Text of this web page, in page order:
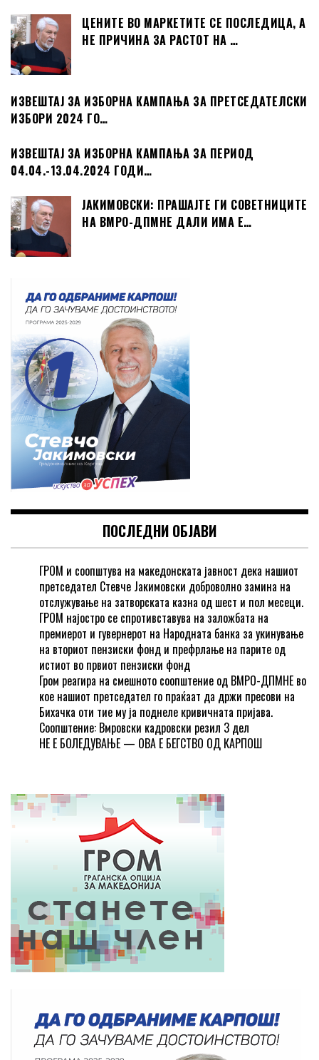
ЦЕНИТЕ ВО МАРКЕТИТЕ СЕ ПОСЛЕДИЦА, А
НЕ ПРИЧИНА ЗА РАСТОТ НА …
ИЗВЕШТАЈ ЗА ИЗБОРНА КАМПАЊА ЗА ПРЕТСЕДАТЕЛСКИ
ИЗБОРИ 2024 ГО…
ИЗВЕШТАЈ ЗА ИЗБОРНА КАМПАЊА ЗА ПЕРИОД
04.04.-13.04.2024 ГОДИ…
ЈАКИМОВСКИ: ПРАШАЈТЕ ГИ СОВЕТНИЦИТЕ
НА ВМРО-ДПМНЕ ДАЛИ ИМА Е…
ПОСЛЕДНИ ОБЈАВИ
ГРОМ и соопштува на македонската јавност дека нашиот
претседател Стевче Јакимовски доброволно замина на
отслужување на затворската казна од шест и пол месеци.
ГРОМ најостро се спротивставува на заложбата на
премиерот и гувернерот на Народната банка за укинување
на вториот пензиски фонд и префрлање на парите од
истиот во првиот пензиски фонд
Гром реагира на смешното соопштение од ВМРО-ДПМНЕ во
кое нашиот претседател го праќаат да држи пресови на
Бихачка оти тие му ја поднеле кривичната пријава.
Соопштение: Вмровски кадровски резил 3 дел
НЕ Е БОЛЕДУВАЊЕ — ОВА Е БЕГСТВО ОД КАРПОШ